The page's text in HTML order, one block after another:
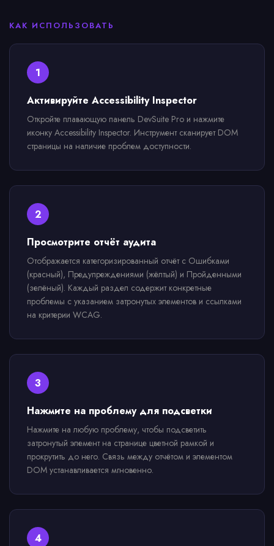
КАК ИСПОЛЬЗОВАТЬ
1
Активируйте Accessibility Inspector
Откройте плавающую панель DevSuite Pro и нажмите
иконку Accessibility Inspector. Инструмент сканирует DOM
страницы на наличие проблем доступности.
2
Просмотрите отчёт аудита
Отображается категоризированный отчёт с Ошибками
(красный), Предупреждениями (жёлтый) и Пройденными
(зелёный). Каждый раздел содержит конкретные
проблемы с указанием затронутых элементов и ссылками
на критерии WCAG.
3
Нажмите на проблему для подсветки
Нажмите на любую проблему, чтобы подсветить
затронутый элемент на странице цветной рамкой и
прокрутить до него. Связь между отчётом и элементом
DOM устанавливается мгновенно.
4